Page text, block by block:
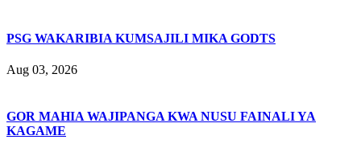
PSG WAKARIBIA KUMSAJILI MIKA GODTS
Aug 03, 2026
GOR MAHIA WAJIPANGA KWA NUSU FAINALI YA
KAGAME